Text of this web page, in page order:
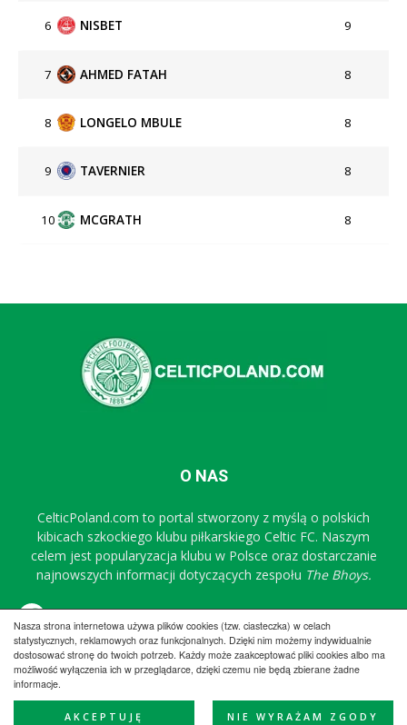
Nasza strona internetowa używa plików cookies (tzw. ciasteczka) w celach
statystycznych, reklamowych oraz funkcjonalnych. Dzięki nim możemy indywidualnie
dostosować stronę do twoich potrzeb. Każdy może zaakceptować pliki cookies albo ma
możliwość wyłączenia ich w przeglądarce, dzięki czemu nie będą zbierane żadne
informacje.
AKCEPTUJĘ NIE WYRAŻAM ZGODY
6 NISBET 9
7 AHMED FATAH 8
8 LONGELO MBULE 8
9 TAVERNIER 8
10 MCGRATH 8
O NAS
CelticPoland.com to portal stworzony z myślą o polskich
kibicach szkockiego klubu piłkarskiego Celtic FC. Naszym
celem jest popularyzacja klubu w Polsce oraz dostarczanie
najnowszych informacji dotyczących zespołu The Bhoys.
Regulamin Współpraca Reklama
Polityka prywatności
© CelticPoland.com 2005-2025 All Rights Reserved.